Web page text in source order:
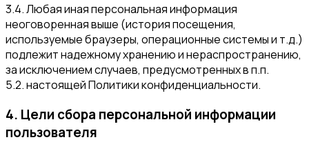
3.4. Любая иная персональная информация
неоговоренная выше (история посещения,
используемые браузеры, операционные системы и т.д.)
подлежит надежному хранению и нераспространению,
за исключением случаев, предусмотренных в п.п.
5.2. настоящей Политики конфиденциальности.
4. Цели сбора персональной информации
пользователя